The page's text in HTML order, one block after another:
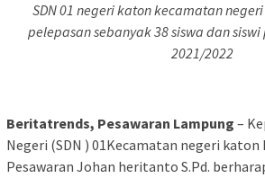
SDN 01 negeri katon kecamatan
pelepasan sebanyak 38 siswa dan
2021/2022
Beritatrends, Pesawaran Lampung –
Negeri (SDN ) 01Kecamatan negeri katon
Pesawaran Johan heritanto S.Pd.